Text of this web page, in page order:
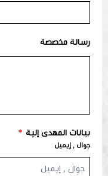
رسالة مخصصة
بيانات المهدى إلية *
جوال , إيميل